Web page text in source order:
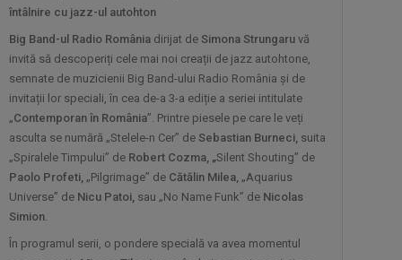
invitați ...
CULTURA MINORITĂȚILOR
Germani, maghiari, romi, tătari și lipoveni
...
MATCA. LITERATURĂ ÎN DIRECT
Magazinul dedicat literaturii
contemporane, ...
ACTUL 0
întâlnire cu jazz-ul autohton
Big Band-ul Radio Româniadirijat de Simona Strungaruvă
invită să descoperiți cele mai noi creații de jazz autohtone,
semnate de muzicienii Big Band-ului Radio România şi de
invitații lor speciali, în cea de-a 3-a ediție a seriei intitulate
„Contemporan în România”. Printre piesele pe care le veți
asculta se numără „Stelele-n Cer” de Sebastian Burneci, suita
„Spiralele Timpului” de Robert Cozma, „Silent Shouting” de
Paolo Profeti, „Pilgrimage” deCătălin Milea, „Aquarius
Universe” deNicu Patoi, sau „No Name Funk” de Nicolas
Simion.
În programul serii, o pondere specială va avea momentul